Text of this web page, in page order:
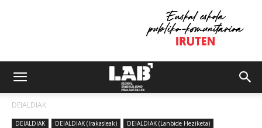
DEIALDIAK
DEIALDIAK DEIALDIAK (Irakasleak)
DEIALDIAK (Lanbide Heziketa)